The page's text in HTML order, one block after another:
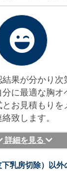
果が分かり次
分に最適な胸オ
とお見積もりを
絡致します。
詳細を見る
乳房切除）以外